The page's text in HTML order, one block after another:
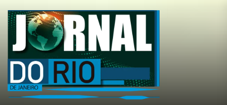
the
content
Jornal
do
Rio